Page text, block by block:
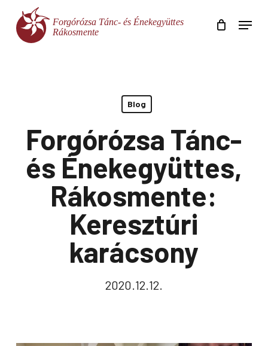
main
Menu
Blog
Forgórózsa Tánc-
és Énekegyüttes,
Rákosmente:
Keresztúri
karácsony
2020.12.12.